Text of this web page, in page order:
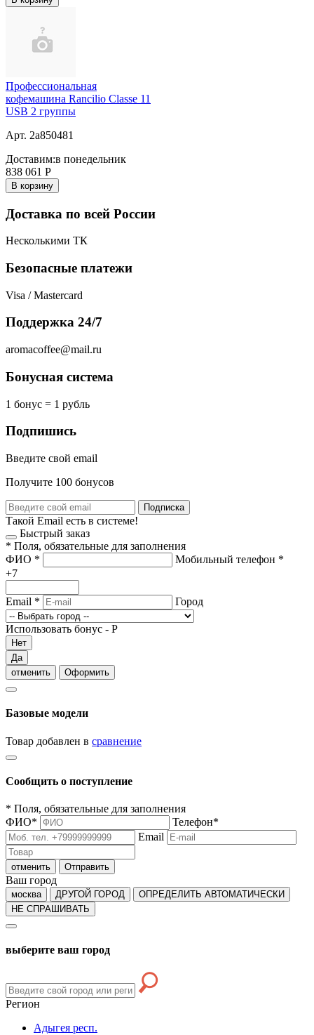
Профессиональная
кофемашина Rancilio Classe 11
USB 2 группы
Арт. 2a850481
Доставим:в понедельник
838 061 Р
В корзину
Доставка по всей России
Несколькими ТК
Безопасные платежи
Visa / Mastercard
Поддержка 24/7
aromacoffee@mail.ru
Бонусная система
1 бонус = 1 рубль
Подпишись
Введите свой email
Получите 100 бонусов
Подписка
Такой Email есть в системе!
Быстрый заказ
* Поля, обязательные для заполнения
ФИО * Мобильный телефон *
+7
Email * Город
Использовать бонус - Р
Нет
Да
отменить
Оформить
Базовые модели
Товар добавлен в сравнение
Сообщить о поступление
* Поля, обязательные для заполнения
ФИО* Телефон*
Email
отменить Отправить
Ваш город
москва ДРУГОЙ ГОРОД
ОПРЕДЕЛИТЬ АВТОМАТИЧЕСКИ
НЕ СПРАШИВАТЬ
выберите ваш город
Регион
Адыгея респ.